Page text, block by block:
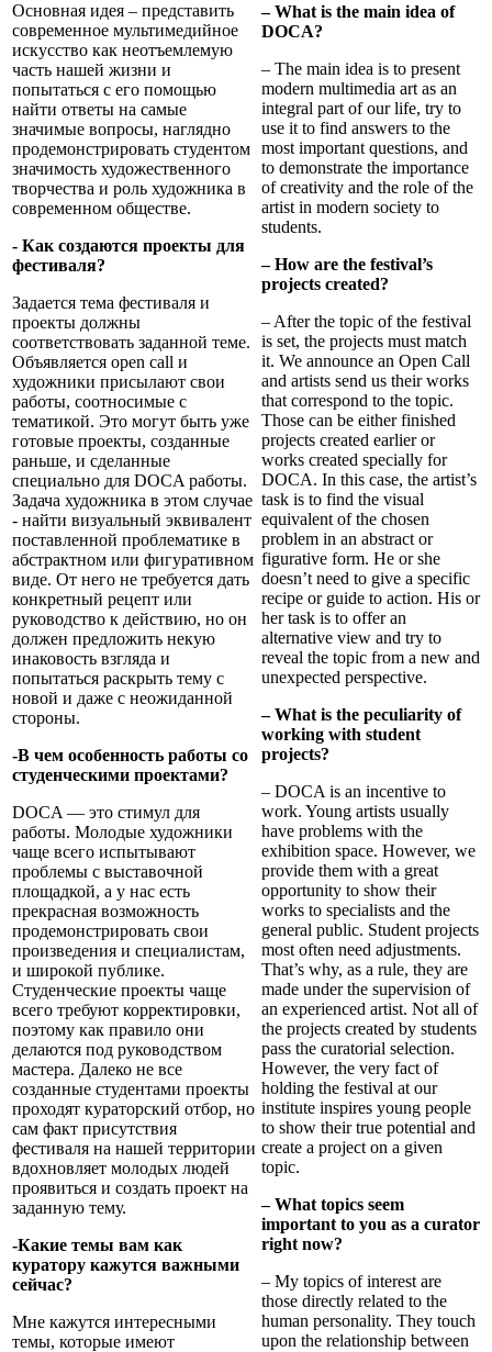
Основная идея – представить
современное мультимедийное
искусство как неотъемлемую
часть нашей жизни и
попытаться с его помощью
найти ответы на самые
значимые вопросы, наглядно
продемонстрировать студентом
значимость художественного
творчества и роль художника в
современном обществе.
- Как создаются проекты для
фестиваля?
Задается тема фестиваля и
проекты должны
соответствовать заданной теме.
Объявляется open call и
художники присылают свои
работы, соотносимые с
тематикой. Это могут быть уже
готовые проекты, созданные
раньше, и сделанные
специально для DOCA работы.
Задача художника в этом случае
- найти визуальный эквивалент
поставленной проблематике в
абстрактном или фигуративном
виде. От него не требуется дать
конкретный рецепт или
руководство к действию, но он
должен предложить некую
инаковость взгляда и
попытаться раскрыть тему с
новой и даже с неожиданной
стороны.
-В чем особенность работы со
студенческими проектами?
DOCA — это стимул для
работы. Молодые художники
чаще всего испытывают
проблемы с выставочной
площадкой, а у нас есть
прекрасная возможность
продемонстрировать свои
произведения и специалистам,
и широкой публике.
Студенческие проекты чаще
всего требуют корректировки,
поэтому как правило они
делаются под руководством
мастера. Далеко не все
созданные студентами проекты
проходят кураторский отбор, но
сам факт присутствия
фестиваля на нашей территории
вдохновляет молодых людей
проявиться и создать проект на
заданную тему.
-Какие темы вам как
куратору кажутся важными
сейчас?
Мне кажутся интересными
темы, которые имеют
– What is the main idea of
DOCA?
– The main idea is to present
modern multimedia art as an
integral part of our life, try to
use it to find answers to the
most important questions, and
to demonstrate the importance
of creativity and the role of the
artist in modern society to
students.
– How are the festival’s
projects created?
– After the topic of the festival
is set, the projects must match
it. We announce an Open Call
and artists send us their works
that correspond to the topic.
Those can be either finished
projects created earlier or
works created specially for
DOCA. In this case, the artist’s
task is to find the visual
equivalent of the chosen
problem in an abstract or
figurative form. He or she
doesn’t need to give a specific
recipe or guide to action. His or
her task is to offer an
alternative view and try to
reveal the topic from a new and
unexpected perspective.
– What is the peculiarity of
working with student
projects?
– DOCA is an incentive to
work. Young artists usually
have problems with the
exhibition space. However, we
provide them with a great
opportunity to show their
works to specialists and the
general public. Student projects
most often need adjustments.
That’s why, as a rule, they are
made under the supervision of
an experienced artist. Not all of
the projects created by students
pass the curatorial selection.
However, the very fact of
holding the festival at our
institute inspires young people
to show their true potential and
create a project on a given
topic.
– What topics seem
important to you as a curator
right now?
– My topics of interest are
those directly related to the
human personality. They touch
upon the relationship between